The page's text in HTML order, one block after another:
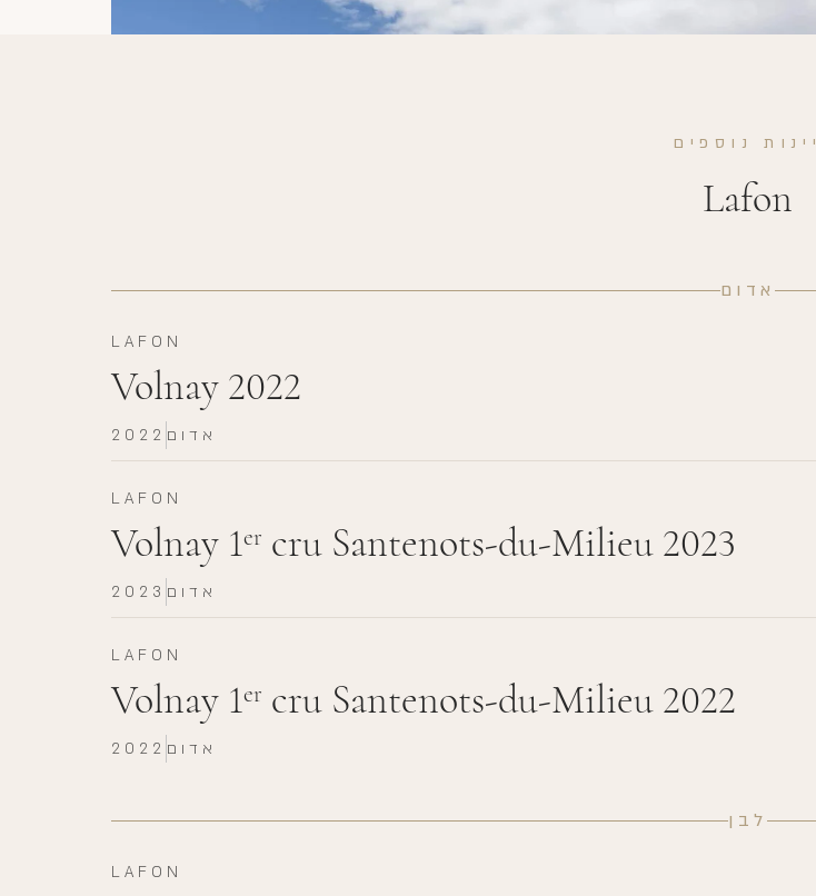
יינות נוספים
Lafon
אדום
LAFON
Volnay 2022
2022 אדום
LAFON
Volnay 1er cru Santenots-du-Milieu 2023
2023 אדום
LAFON
Volnay 1er cru Santenots-du-Milieu 2022
2022 אדום
לבן
LAFON